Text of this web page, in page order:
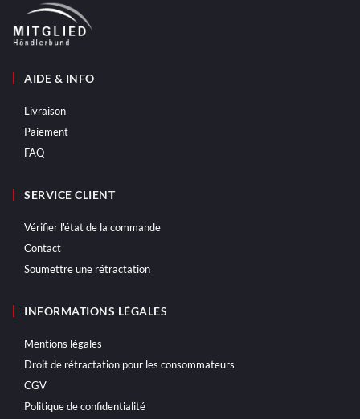
AIDE & INFO
Livraison
Paiement
FAQ
SERVICE CLIENT
Vérifier l'état de la commande
Contact
Soumettre une rétractation
INFORMATIONS LÉGALES
Mentions légales
Droit de rétractation pour les consommateurs
CGV
Politique de confidentialité